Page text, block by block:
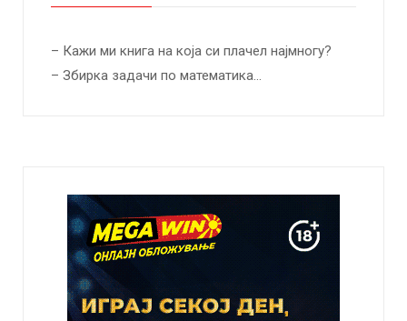
– Кажи ми книга на која си плачел најмногу?
– Збирка задачи по математика…